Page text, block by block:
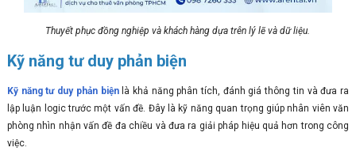
Thuyết phục đồng nghiệp và khách hàng dựa trên lý lẽ và dữ liệu.
Kỹ năng tư duy phản biện
Kỹ năng tư duy phản biệnlà khả năng phân tích, đánh giá thông tin và đưa ra
lập luận logic trước một vấn đề. Đây là kỹ năng quan trọng giúp nhân viên văn
phòng nhìn nhận vấn đề đa chiều và đưa ra giải pháp hiệu quả hơn trong công
việc.